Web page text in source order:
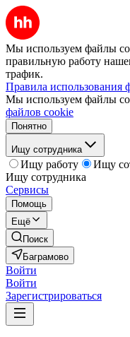
Мы используем файлы
правильную работу
трафик.
Правила использования
Мы используем файлы
файлов cookie
Понятно
Ищу сотрудника
Ищу работу
Ищу
Ищу сотрудника
Сервисы
Помощь
Ещё
Поиск
Баграмово
Войти
Войти
Зарегистрироваться